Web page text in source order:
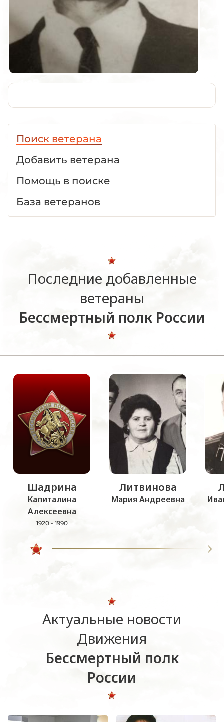
Поиск ветерана
Добавить ветерана
Помощь в поиске
База ветеранов
Последние добавленные
ветераны
Бессмертный полк России
Шадрина
Капиталина
Алексеевна
1920 - 1990
Литвинова
Мария Андреевна
Актуальные новости
Движения
Бессмертный полк
России